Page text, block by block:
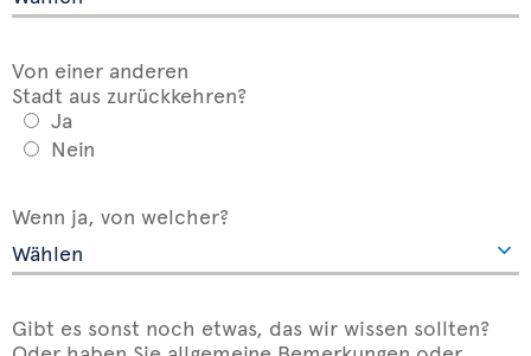
Von einer anderen
Stadt aus zurückkehren?
Ja
Nein
Wenn ja, von welcher?
Gibt es sonst noch etwas, das wir wissen sollten?